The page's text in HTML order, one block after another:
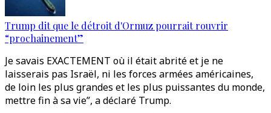
Trump dit que le détroit d'Ormuz pourrait rouvrir
“prochainement”
Je savais EXACTEMENT où il était abrité et je ne
laisserais pas Israël, ni les forces armées américaines,
de loin les plus grandes et les plus puissantes du monde,
mettre fin à sa vie”, a déclaré Trump.